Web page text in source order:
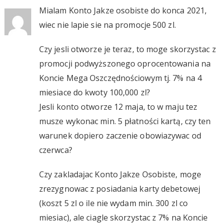
Mialam Konto Jakze osobiste do konca 2021,
wiec nie lapie sie na promocje 500 zl.
Czy jesli otworze je teraz, to moge skorzystac z
promocji podwyższonego oprocentowania na
Koncie Mega Oszczędnościowym tj. 7% na 4
miesiace do kwoty 100,000 zl?
Jesli konto otworze 12 maja, to w maju tez
musze wykonac min. 5 płatności kartą, czy ten
warunek dopiero zaczenie obowiazywac od
czerwca?
Czy zakladajac Konto Jakze Osobiste, moge
zrezygnowac z posiadania karty debetowej
(koszt 5 zl o ile nie wydam min. 300 zl co
miesiac), ale ciagle skorzystac z 7% na Koncie